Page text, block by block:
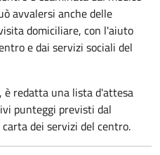
avvalersi anche delle
domiciliare, con l'aiuto
e dai servizi sociali del
è redatta una lista d'attesa
punteggi previsti dal
dei servizi del centro.